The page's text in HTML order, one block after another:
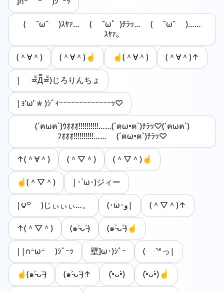
( ˘ω˘ )ｽﾔｧ… ( ˘ω゜)ﾁﾗｯ… ( ˘ω˘ )……
ｽﾔｧ｡
(＾∀＾) (＾∀＾)☝ ☝(＾∀＾) (＾∀＾)↑
| ≖̄̆Д̿≖̄̆)じろりんちょ
|ｮ’ω’*)ｼﾞｨｰｰｰｰｰｰｰｰｰｰｰｰｰｯ♡
(´ฅωฅ`)ｳｵｵｵ!!!!!!!!!!……(´ฅω•ฅ`)ﾁﾗｯ♡(´ฅωฅ`)
ﾌｵｵｵ!!!!!!!!!!…… (´ฅω•ฅ`)ﾁﾗｯ♡
↑(＾∀＾) (＾▽＾) (＾▽＾)☝
☝(＾▽＾) |･`ω･)ジィー
|౪꒪ )じぃぃぃ…。 (･ω･و| (＾▽＾)↑
↑(＾▽＾) (๑˃̵ᴗ˂̵) (๑˃̵ᴗ˂̵)☝
||กｰ̀ωｰ́ )ｼﾞｰｯ 壁]ω･)ｼﾞｰ ( ˙꒳っ|
☝(๑˃̵ᴗ˂̵) (๑˃̵ᴗ˂̵)↑ (•̀ᴗ•́) (•̀ᴗ•́)☝